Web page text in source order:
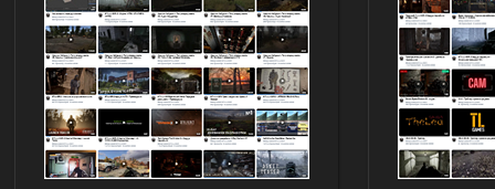
Устанавливать только
поверх финальной версии все в одном
(Standalone Final) от 29.12.2025!
Доступно только для пользователей
Ответить ➤
03.08.2026
ANOMALY ※ MEDIUM 7.0